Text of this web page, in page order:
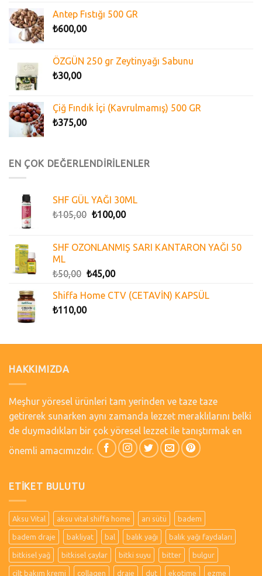
Antep Fıstığı 500 GR
₺600,00
ÖZGÜN 250 gr Zeytinyağı Sabunu
₺30,00
Çiğ Fındık İçi (Kavrulmamış) 500 GR
₺375,00
EN ÇOK DEĞERLENDİRİLENLER
SHF GÜL YAĞI 30ML
₺105,00 ₺100,00
SHF OZONLANMIŞ SARI KANTARON YAĞI 50
ML
₺50,00 ₺45,00
Shiffa Home CTV (CETAVİN) KAPSÜL
₺110,00
HAKKIMIZDA
Meşhur yöresel ürünleri tam yerinden ve taze taze
getirerek sunarken aynı zamanda lezzet meraklılarını belki
de duymadıkları bir çok yöresel lezzet ile tanıştırmak en
önemli amacımızdır.
ETIKET BULUTU
Aksu Vital aksu vital shiffa home arı sütü badem
badem draje bakliyat bal balık yağı balık yağı faydaları
bitkisel yağ bitkisel çaylar bitki suyu bitter bulgur
cilt bakım kremi collagen draje dut ekotime ezme